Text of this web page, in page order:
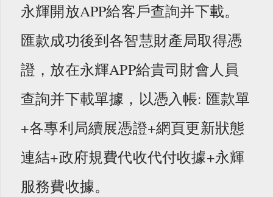
永輝開放APP給客戶查詢并下載。
匯款成功後到各智慧財產局取得憑
證，放在永輝APP給貴司財會人員
查詢并下載單據，以憑入帳: 匯款單
+各專利局續展憑證+網頁更新狀態
連結+政府規費代收代付收據+永輝
服務費收據。